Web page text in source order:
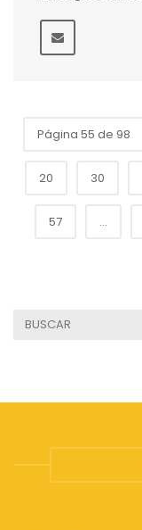
Página 55 de 98
20 30
57 ...